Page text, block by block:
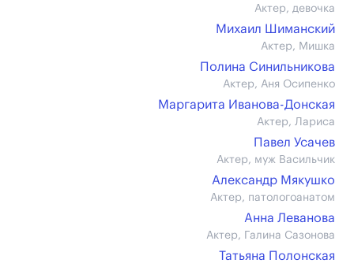
Актер, девочка
Михаил Шиманский
Актер, Мишка
Полина Синильникова
Актер, Аня Осипенко
Маргарита Иванова-Донская
Актер, Лариса
Павел Усачев
Актер, муж Васильчик
Александр Мякушко
Актер, патологоанатом
Анна Леванова
Актер, Галина Сазонова
Татьяна Полонская